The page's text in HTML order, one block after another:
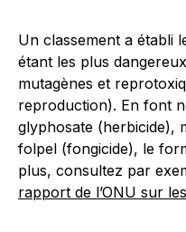
Un classement a établi
étant les plus
mutagènes et
reproduction). En font
glyphosate (herbicide),
folpel (fongicide), le
plus, consultez par
rapport de l’ONU sur